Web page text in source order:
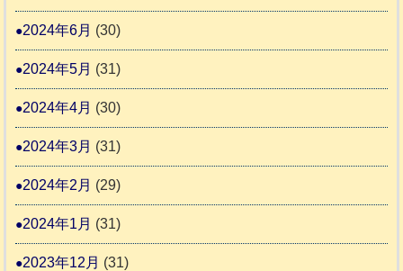
2024年6月 (30)
2024年5月 (31)
2024年4月 (30)
2024年3月 (31)
2024年2月 (29)
2024年1月 (31)
2023年12月 (31)